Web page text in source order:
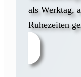
als Werktag,
Ruhezeiten